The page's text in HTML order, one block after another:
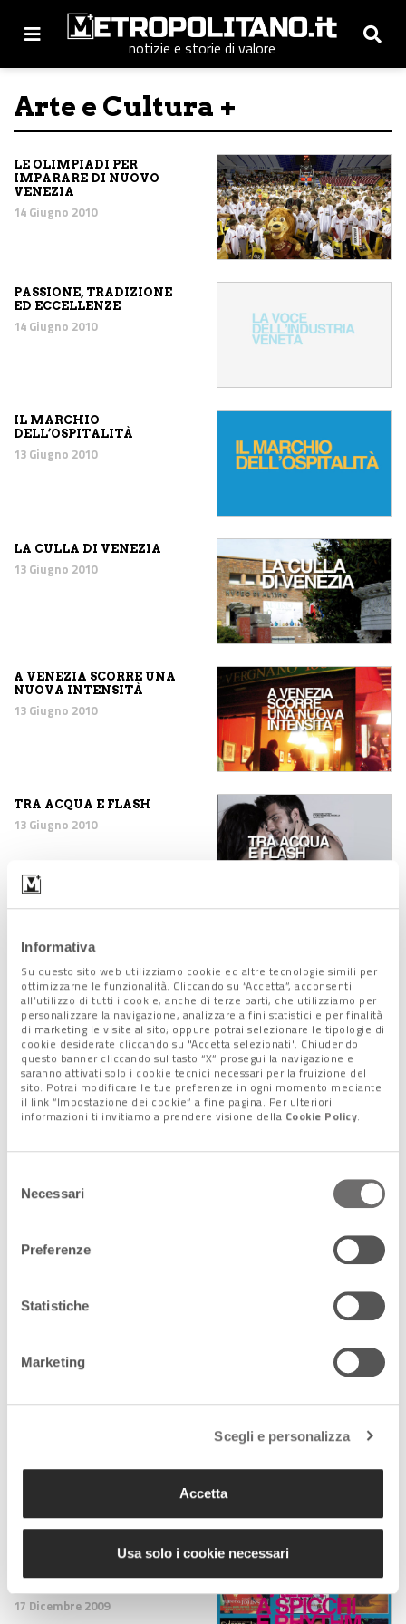
Informativa
Su questo sito web utilizziamo cookie ed altre tecnologie simili per
ottimizzarne le funzionalità. Cliccando su “Accetta”, acconsenti
all’utilizzo di tutti i cookie, anche di terze parti, che utilizziamo per
personalizzare la navigazione, analizzare a fini statistici e per finalità
di marketing le visite al sito; oppure potrai selezionare le tipologie di
cookie desiderate cliccando su "Accetta selezionati". Chiudendo
questo banner cliccando sul tasto “X” prosegui la navigazione e
saranno attivati solo i cookie tecnici necessari per la fruizione del
sito. Potrai modificare le tue preferenze in ogni momento mediante
il link “Impostazione dei cookie” a fine pagina. Per ulteriori
informazioni ti invitiamo a prendere visione della Cookie Policy.
delNecessari
Preferenze
Statistiche
Marketing
Scegli e personalizza
Accetta
Usa solo i cookie necessari
notizie e storie di valore
Arte e Cultura +
LE OLIMPIADI PER
IMPARARE DI NUOVO
VENEZIA
14 Giugno 2010
PASSIONE, TRADIZIONE
ED ECCELLENZE
14 Giugno 2010
IL MARCHIO
DELL’OSPITALITÀ
13 Giugno 2010
LA CULLA DI VENEZIA
13 Giugno 2010
A VENEZIA SCORRE UNA
NUOVA INTENSITÀ
13 Giugno 2010
TRA ACQUA E FLASH
13 Giugno 2010
LAGUNA
13 Giugno 2010
VINO E VETRO: UN'ALTRA
ATTIVITA CHE
VALORIZZA IL
TERRIOTORIO
VENEZIANO
I FIGLI PRIMA DI TUTTO
17 Dicembre 2009